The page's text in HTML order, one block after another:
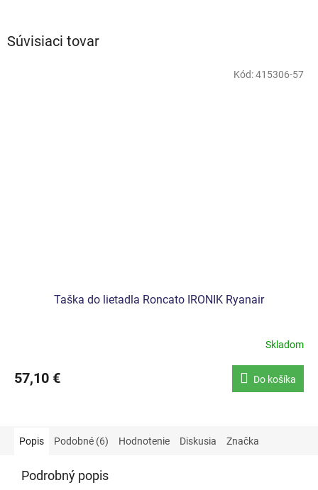
Súvisiaci tovar
Taška do lietadla Roncato IRONIK Ryanair
Skladom
57,10 € Do košíka
Kód:415306-57
Popis Podobné (6) Hodnotenie Diskusia Značka
Podrobný popis